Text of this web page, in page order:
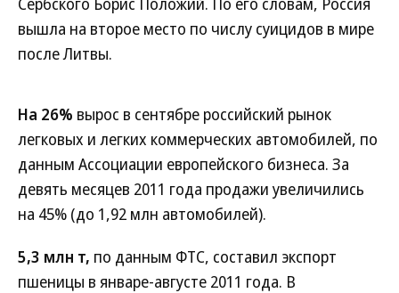
вышла на второе место по числу суицидов в мире
после Литвы.
На 26% вырос в сентябре российский рынок
легковых и легких коммерческих автомобилей, по
данным Ассоциации европейского бизнеса. За
девять месяцев 2011 года продажи увеличились
на 45% (до 1,92 млн автомобилей).
5,3 млн т, по данным ФТС, составил экспорт
пшеницы в январе-августе 2011 года. В